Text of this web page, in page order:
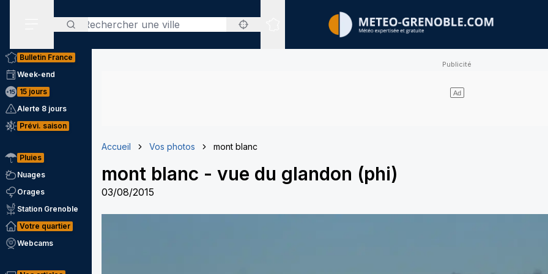
Rechercher
Sites expertisés
Bulletin France
Week-end
15 jours
Alerte 8 jours
Prévi. saison
Pluies
Nuages
Orages
Station Grenoble
Votre quartier
Webcams
Accueil Vos photos mont blanc
mont blanc - vue du glandon (phi)
03/08/2015